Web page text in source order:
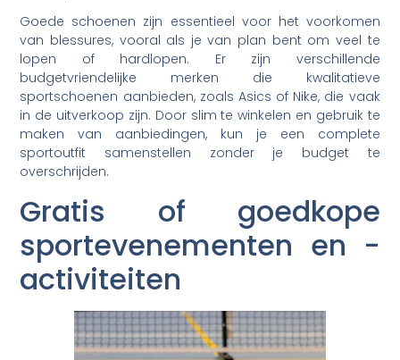
Goede schoenen zijn essentieel voor het voorkomen
van blessures, vooral als je van plan bent om veel te
lopen of hardlopen. Er zijn verschillende
budgetvriendelijke merken die kwalitatieve
sportschoenen aanbieden, zoals Asics of Nike, die vaak
in de uitverkoop zijn. Door slim te winkelen en gebruik te
maken van aanbiedingen, kun je een complete
sportoutfit samenstellen zonder je budget te
overschrijden.
Gratis of goedkope
sportevenementen en -
activiteiten